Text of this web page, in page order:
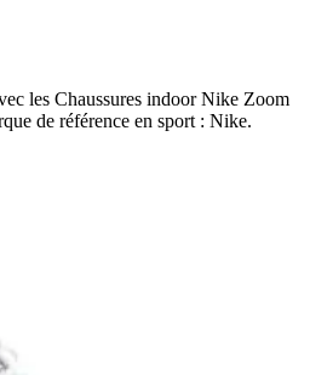
les Chaussures indoor Nike Zoom
de référence en sport : Nike.